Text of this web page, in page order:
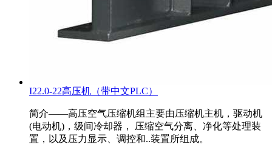
I22.0-22高压机（带中文PLC）
简介——高压空气压缩机组主要由压缩机主机，驱动机
(电动机)，级间冷却器， 压缩空气分离、净化等处理装
置，以及压力显示、调控和..装置所组成。